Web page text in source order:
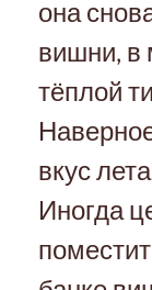
она
вишни, в
тёплой
вкус
Иногда